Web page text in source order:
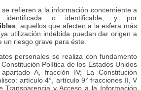
, se refieren a la información concerniente a
identificada o identificable, y por
, aquellos que afecten a la esfera más
utilización indebida puedan dar origen a
un riesgo grave para éste.
personales se realiza con fundamento
Política de los Estados Unidos
A, fracción IV; La Constitución
artículo 4°, artículo 9° fracciones II, V
Transparencia y Acceso a la Información